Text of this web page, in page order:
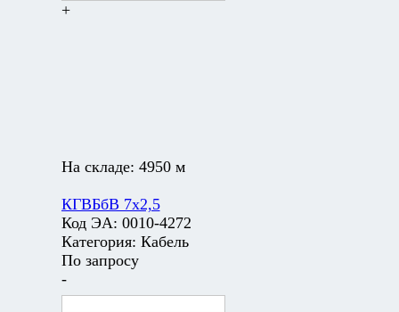
+
На складе: 4950 м
КГВБбВ 7х2,5
Код ЭА: 0010-4272
Категория: Кабель
По запросу
-